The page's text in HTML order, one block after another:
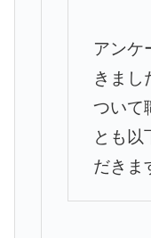
アンケ
きまし
ついて
とも以
だきま